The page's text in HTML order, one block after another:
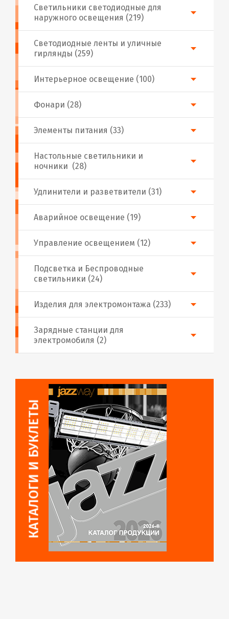
Фонари (28)
Аварийное освещение (19)
Настольные светильники и
ночники (28)
Подсветка и Беспроводные
светильники (24)
Интерьерное освещение (100)
Изделия для электромонтажа (233)
Светодиодные ленты и уличные
гирлянды (259)
Светильники светодиодные для
наружного освещения (219)
Удлинители и разветвители (31)
Управление освещением (12)
Элементы питания (33)
Зарядные станции для
электромобиля (2)